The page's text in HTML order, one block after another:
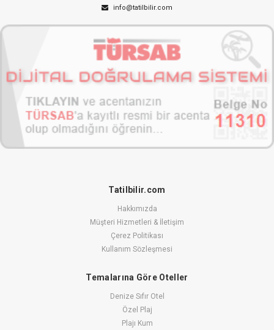
info@tatilbilir.com
Tatilbilir.com
Hakkımızda
Müşteri Hizmetleri & İletişim
Çerez Politikası
Kullanım Sözleşmesi
Temalarına Göre Oteller
Denize Sıfır Otel
Özel Plaj
Plajı Kum